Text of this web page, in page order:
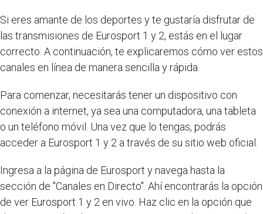
Si eres amante de los deportes y te gustaría disfrutar de
las transmisiones de Eurosport 1 y 2, estás en el lugar
correcto. A continuación, te explicaremos cómo ver estos
canales en línea de manera sencilla y rápida.
Para comenzar, necesitarás tener un dispositivo con
conexión a internet, ya sea una computadora, una tableta
o un teléfono móvil. Una vez que lo tengas, podrás
acceder a Eurosport 1 y 2 a través de su sitio web oficial.
Ingresa a la página de Eurosport y navega hasta la
sección de "Canales en Directo". Ahí encontrarás la opción
de ver Eurosport 1 y 2 en vivo. Haz clic en la opción que